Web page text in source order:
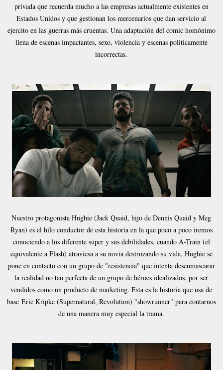
privada que recuerda mucho a las empresas actualmente existentes en
Estados Unidos y que gestionan los mercenarios que dan servicio al
ejercito en las guerras más cruentas. Una adaptación del comic homónimo
llena de escenas impactantes, sexo, violencia y escenas politicamente
incorrectas.
Nuestro protagonista Hughie (Jack Quaid, hijo de Dennis Quaid y Meg
Ryan) es el hilo conductor de esta historia en la que poco a poco iremos
conociendo a los diferente super y sus debilidades, cuando A-Train (el
equivalente a Flash) atraviesa a su novia destrozando su vida, Hughie se
pone en contacto con un grupo de "resistencia" que intenta desenmascarar
la realidad no tan perfecta de un grupo de héroes idealizados, por ser
vendidos como un producto de marketing. Esta es la historia que usa de
base Eric Kripke (Supernatural, Revolution) "showrunner" para contarnos
de una manera muy especial la trama.